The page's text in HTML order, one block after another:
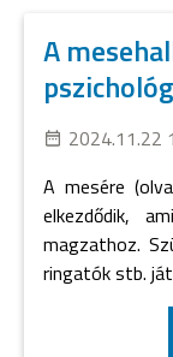
A
2024.11.22
A mesére
elkezdődik,
magzathoz.
ringatók stb.